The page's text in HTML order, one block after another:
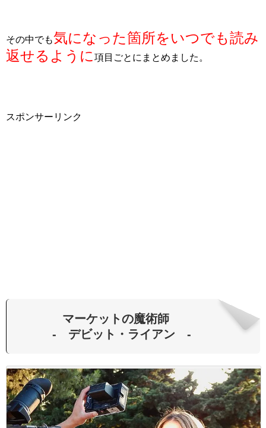
その中でも気になった箇所をいつでも読み
返せるように 項目ごとにまとめました。
スポンサーリンク
マーケットの魔術師
- デビット・ライアン -